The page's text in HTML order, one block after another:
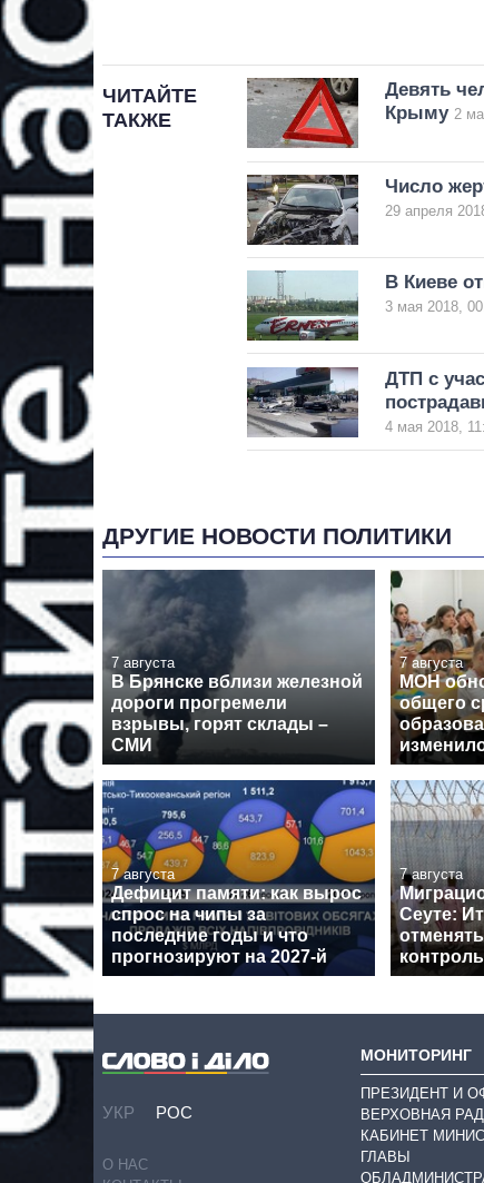
ЧИТАЙТЕ
ТАКЖЕ
Девять
Крыму 2
Число
29 апреля
В Киеве
3 мая 2018,
ДТП с
4 мая 2018,
ДРУГИЕ НОВОСТИ ПОЛИТИКИ
7 августа
В Брянске вблизи железной
дороги прогремели
взрывы, горят склады –
СМИ
7 августа
МОН
общего
7 августа
Дефицит памяти: как вырос
спрос на чипы за
последние годы и что
прогнозируют на 2027-й
7 августа
Сеуте:
УКР РОС
О НАС
МОНИТОРИНГ
ПРЕЗИДЕНТ И
ВЕРХОВНАЯ
КАБИНЕТ
ГЛАВЫ